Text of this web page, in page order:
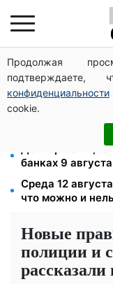
Продолжая
конфиденциальности
cookie.
Тариф на воду
водоканалы
сентября
Самый опасный
судьбу: лунный
Доллар по 44,50
банках 9 августа
Среда 12
что можно и
Новые
полиции и